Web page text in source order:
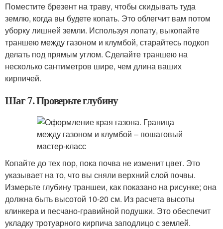
Поместите брезент на траву, чтобы скидывать туда
землю, когда вы будете копать. Это облегчит вам потом
уборку лишней земли. Используя лопату, выкопайте
траншею между газоном и клумбой, старайтесь подкоп
делать под прямым углом. Сделайте траншею на
несколько сантиметров шире, чем длина ваших
кирпичей.
Шаг 7. Проверьте глубину
Копайте до тех пор, пока почва не изменит цвет. Это
указывает на то, что вы сняли верхний слой почвы.
Измерьте глубину траншеи, как показано на рисунке; она
должна быть высотой 10-20 см. Из расчета высоты
клинкера и песчано-гравийной подушки. Это обеспечит
укладку тротуарного кирпича заподлицо с землей.